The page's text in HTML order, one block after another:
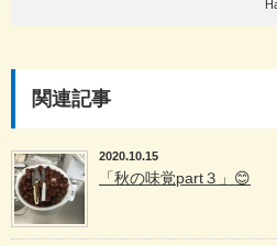
関連記事
2020.10.15
「秋の味覚part３」😊